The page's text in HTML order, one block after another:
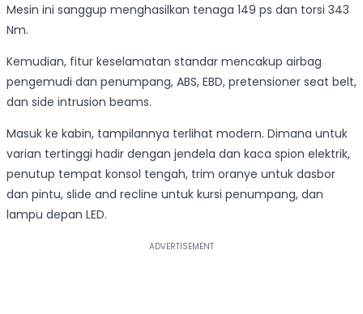
Mesin ini sanggup menghasilkan tenaga 149 ps dan torsi 343
Nm.
Kemudian, fitur keselamatan standar mencakup airbag
pengemudi dan penumpang, ABS, EBD, pretensioner seat belt,
dan side intrusion beams.
Masuk ke kabin, tampilannya terlihat modern. Dimana untuk
varian tertinggi hadir dengan jendela dan kaca spion elektrik,
penutup tempat konsol tengah, trim oranye untuk dasbor
dan pintu, slide and recline untuk kursi penumpang, dan
lampu depan LED.